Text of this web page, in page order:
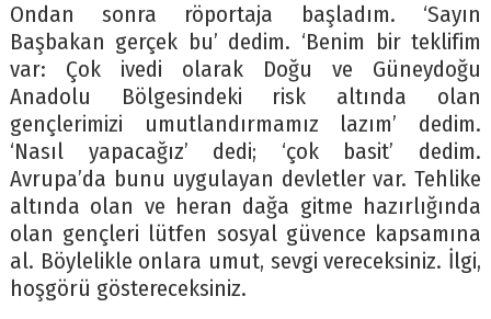
Ondan sonra röportaja başladım. ‘Sayın
Başbakan gerçek bu’ dedim. ‘Benim bir teklifim
var: Çok ivedi olarak Doğu ve Güneydoğu
Anadolu Bölgesindeki risk altında olan
gençlerimizi umutlandırmamız lazım’ dedim.
‘Nasıl yapacağız’ dedi; ‘çok basit’ dedim.
Avrupa’da bunu uygulayan devletler var. Tehlike
altında olan ve heran dağa gitme hazırlığında
olan gençleri lütfen sosyal güvence kapsamına
al. Böylelikle onlara umut, sevgi vereceksiniz. İlgi,
hoşgörü göstereceksiniz.